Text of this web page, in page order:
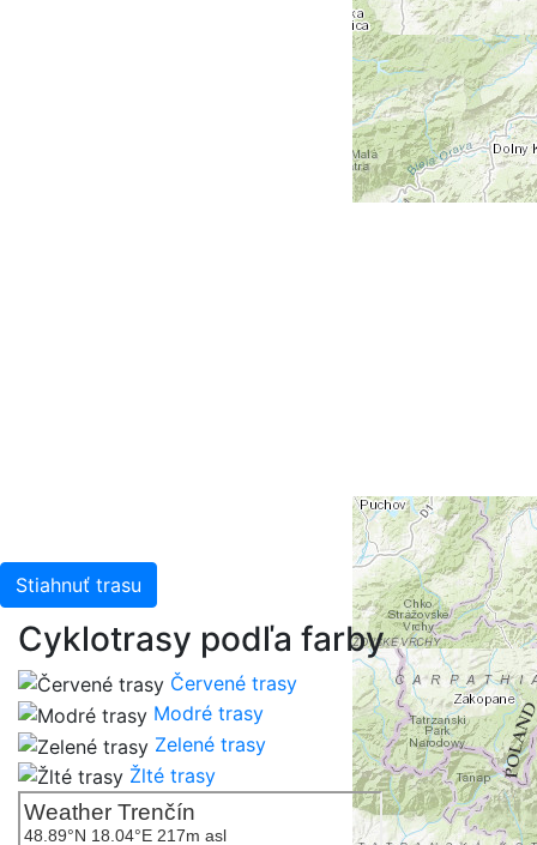
Stiahnuť trasu
Cyklotrasy podľa farby
Červené trasy
Modré trasy
Zelené trasy
Žlté trasy